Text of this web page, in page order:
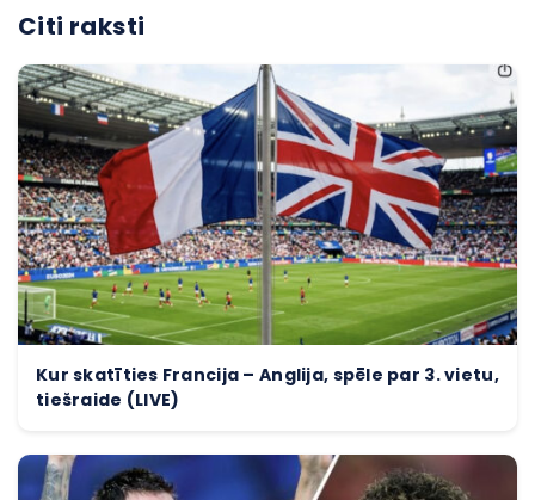
Citi raksti
Kur skatīties Francija – Anglija, spēle par 3. vietu,
tiešraide (LIVE)